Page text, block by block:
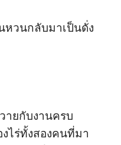
นกลับมาเป็นดั่ง
กับงานครบ
งไร่ทั้งสองคนที่มา